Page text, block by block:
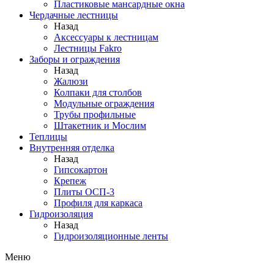
Пластиковые мансардные окна
Чердачные лестницы
Назад
Аксессуары к лестницам
Лестницы Fakro
Заборы и ограждения
Назад
Жалюзи
Колпаки для столбов
Модульные ограждения
Трубы профильные
Штакетник и Мослим
Теплицы
Внутренняя отделка
Назад
Гипсокартон
Крепеж
Плиты ОСП-3
Профиля для каркаса
Гидроизоляция
Назад
Гидроизоляционные ленты
Меню